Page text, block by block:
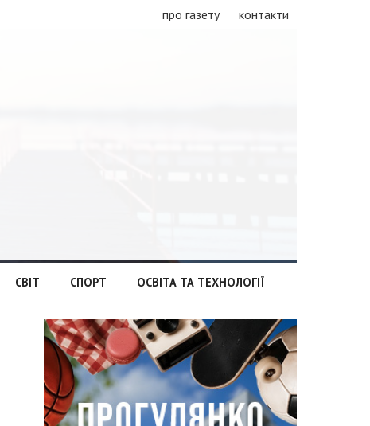
про газету контакти
СВІТ СПОРТ ОСВІТА ТА ТЕХНОЛОГІЇ